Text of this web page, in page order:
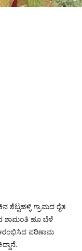
ಶೆಟ್ಟಹಳ್ಳಿ ಗ್ರಾಮದ ರೈತ
ಶಾಮಂತಿ ಹೂ ಬೆಳೆ
ಪರಿಣಾಮ